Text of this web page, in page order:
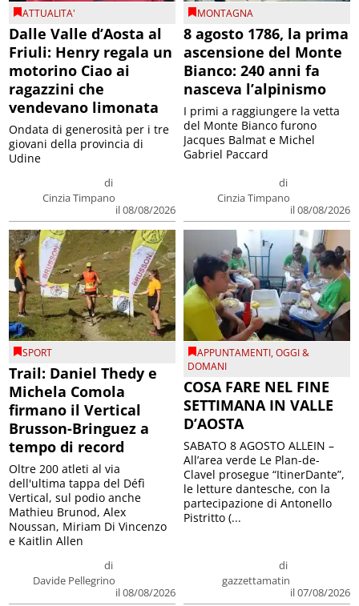
ATTUALITA'
Dalle Valle d’Aosta al
Friuli: Henry regala un
motorino Ciao ai
ragazzini che
vendevano limonata
di
Cinzia Timpano
il 08/08/2026
Ondata di generosità per i tre
giovani della provincia di
Udine
MONTAGNA
8 agosto 1786, la prima
ascensione del Monte
Bianco: 240 anni fa
nasceva l’alpinismo
di
Cinzia Timpano
il 08/08/2026
I primi a raggiungere la vetta
del Monte Bianco furono
Jacques Balmat e Michel
Gabriel Paccard
SPORT
Trail: Daniel Thedy e
Michela Comola
firmano il Vertical
Brusson-Bringuez a
tempo di record
di
Davide Pellegrino
il 08/08/2026
Oltre 200 atleti al via
dell'ultima tappa del Défì
Vertical, sul podio anche
Mathieu Brunod, Alex
Noussan, Miriam Di Vincenzo
e Kaitlin Allen
APPUNTAMENTI,OGGI &
DOMANI
COSA FARE NEL FINE
SETTIMANA IN VALLE
D’AOSTA
di
gazzettamatin
il 07/08/2026
SABATO 8 AGOSTO ALLEIN –
All’area verde Le Plan-de-
Clavel prosegue “ItinerDante”,
le letture dantesche, con la
partecipazione di Antonello
Pistritto (...